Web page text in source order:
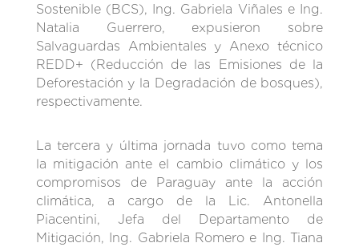
Sostenible (BCS), Ing. Gabriela Viñales e Ing.
Natalia Guerrero, expusieron sobre
Salvaguardas Ambientales y Anexo técnico
REDD+ (Reducción de las Emisiones de la
Deforestación y la Degradación de bosques),
respectivamente.
La tercera y última jornada tuvo como tema
la mitigación ante el cambio climático y los
compromisos de Paraguay ante la acción
climática, a cargo de la Lic. Antonella
Piacentini, Jefa del Departamento de
Mitigación, Ing. Gabriela Romero e Ing. Tiana